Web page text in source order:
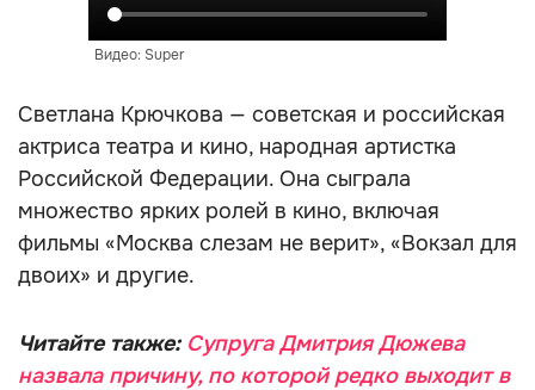
Видео: Super
Светлана Крючкова — советская и российская
актриса театра и кино, народная артистка
Российской Федерации. Она сыграла
множество ярких ролей в кино, включая
фильмы «Москва слезам не верит», «Вокзал для
двоих» и другие.
Читайте также: Супруга Дмитрия Дюжева
назвала причину, по которой редко выходит в